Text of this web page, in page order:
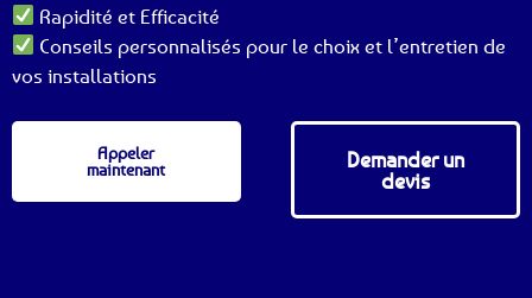
Rapidité et Efficacité
Conseils personnalisés pour le choix et l’entretien de
vos installations
Appeler
maintenant
Demander un
devis